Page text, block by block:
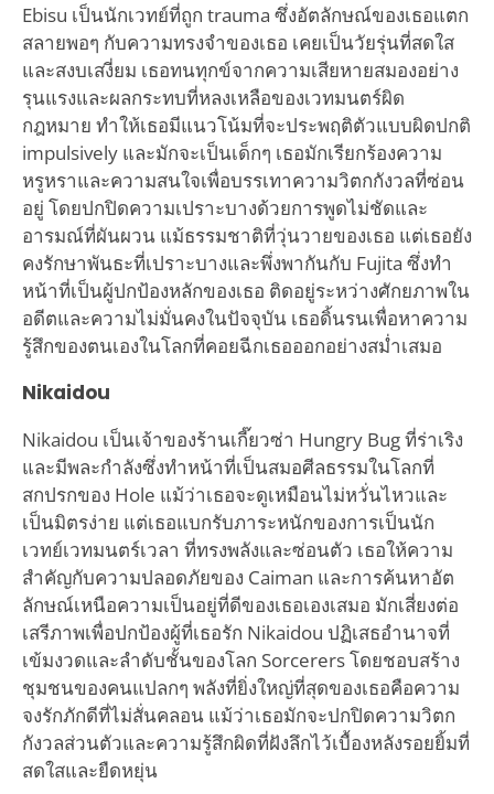
Ebisu เป็นนักเวทย์ที่ถูก trauma ซึ่งอัตลักษณ์ของเธอแตก
สลายพอๆ กับความทรงจำของเธอ เคยเป็นวัยรุ่นที่สดใส
และสงบเสงี่ยม เธอทนทุกข์จากความเสียหายสมองอย่าง
รุนแรงและผลกระทบที่หลงเหลือของเวทมนตร์ผิด
กฎหมาย ทำให้เธอมีแนวโน้มที่จะประพฤติตัวแบบผิดปกติ
impulsively และมักจะเป็นเด็กๆ เธอมักเรียกร้องความ
หรูหราและความสนใจเพื่อบรรเทาความวิตกกังวลที่ซ่อน
อยู่ โดยปกปิดความเปราะบางด้วยการพูดไม่ชัดและ
อารมณ์ที่ผันผวน แม้ธรรมชาติที่วุ่นวายของเธอ แต่เธอยัง
คงรักษาพันธะที่เปราะบางและพึ่งพากันกับ Fujita ซึ่งทำ
หน้าที่เป็นผู้ปกป้องหลักของเธอ ติดอยู่ระหว่างศักยภาพใน
อดีตและความไม่มั่นคงในปัจจุบัน เธอดิ้นรนเพื่อหาความ
รู้สึกของตนเองในโลกที่คอยฉีกเธอออกอย่างสม่ำเสมอ
Nikaidou
Nikaidou เป็นเจ้าของร้านเกี๊ยวซ่า Hungry Bug ที่ร่าเริง
และมีพละกำลังซึ่งทำหน้าที่เป็นสมอศีลธรรมในโลกที่
สกปรกของ Hole แม้ว่าเธอจะดูเหมือนไม่หวั่นไหวและ
เป็นมิตรง่าย แต่เธอแบกรับภาระหนักของการเป็นนัก
เวทย์เวทมนตร์เวลา ที่ทรงพลังและซ่อนตัว เธอให้ความ
สำคัญกับความปลอดภัยของ Caiman และการค้นหาอัต
ลักษณ์เหนือความเป็นอยู่ที่ดีของเธอเองเสมอ มักเสี่ยงต่อ
เสรีภาพเพื่อปกป้องผู้ที่เธอรัก Nikaidou ปฏิเสธอำนาจที่
เข้มงวดและลำดับชั้นของโลก Sorcerers โดยชอบสร้าง
ชุมชนของคนแปลกๆ พลังที่ยิ่งใหญ่ที่สุดของเธอคือความ
จงรักภักดีที่ไม่สั่นคลอน แม้ว่าเธอมักจะปกปิดความวิตก
กังวลส่วนตัวและความรู้สึกผิดที่ฝังลึกไว้เบื้องหลังรอยยิ้มที่
สดใสและยืดหยุ่น